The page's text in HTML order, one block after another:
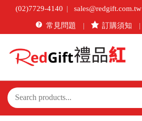
(02)7729-4140 sales@redgift.com.tw
常見問題 訂購須知